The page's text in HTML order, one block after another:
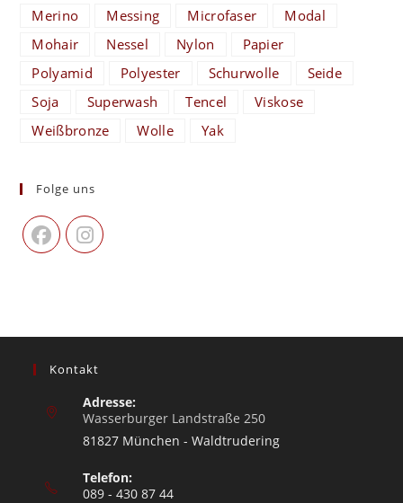
Merino
Messing Microfaser
Modal
Mohair
Nessel Nylon
Papier
Polyamid
Polyester Schurwolle
Seide
Soja
Superwash Tencel
Viskose
Weißbronze
Wolle Yak
Folge uns
Kontakt
Adresse:
Wasserburger Landstraße 250
81827 München - Waldtrudering
Telefon:
089 - 430 87 44